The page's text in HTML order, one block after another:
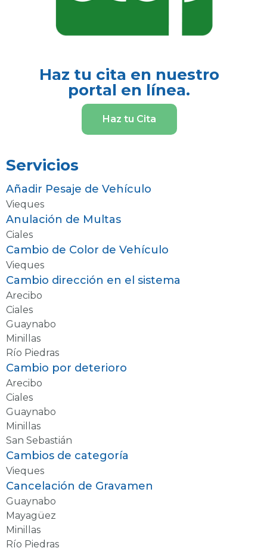
Haz tu cita en nuestro
portal en línea.
Haz tu Cita
Servicios
Añadir Pesaje de Vehículo
Vieques
Anulación de Multas
Ciales
Cambio de Color de Vehículo
Vieques
Cambio dirección en el sistema
Arecibo
Ciales
Guaynabo
Minillas
Río Piedras
Cambio por deterioro
Arecibo
Ciales
Guaynabo
Minillas
San Sebastián
Cambios de categoría
Vieques
Cancelación de Gravamen
Guaynabo
Mayagüez
Minillas
Río Piedras